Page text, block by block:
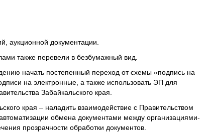
аукционной документации.
также перевели в безбумажный вид.
начать постепенный переход от схемы «подпись на
на электронные, а также использовать ЭП для
Забайкальского края.
края – наладить взаимодействие с Правительством
обмена документами между организациями-
прозрачности обработки документов.